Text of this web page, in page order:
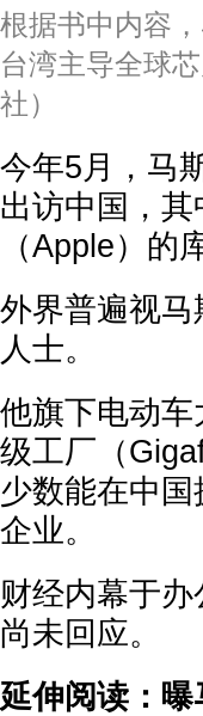
根据书中内容
台湾主导全球
社）
今年5月，马
出访中国，
（Apple）的
外界普遍视
人士。
他旗下电动
级工厂（
少数能在中
企业。
财经内幕于
尚未回应。
延伸阅读：